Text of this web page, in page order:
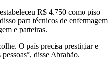
R$ 4.750 como piso
para técnicos de enfermagem
e parteiras.
O país precisa prestigiar e
disse Abrahão.